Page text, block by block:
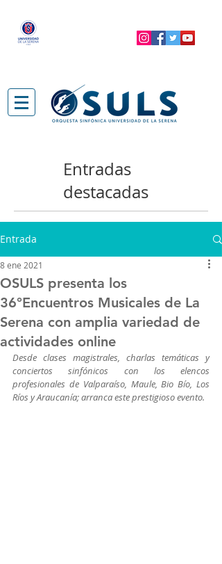
Entradas
destacadas
Entrada
OSULS presenta los
36°Encuentros Musicales de La
Serena con amplia variedad de
actividades online
8 ene 2021
Desde clases magistrales, charlas temáticas y
conciertos sinfónicos con los elencos
profesionales de Valparaíso, Maule, Bio Bío, Los
Ríos y Araucanía; arranca este prestigioso evento.